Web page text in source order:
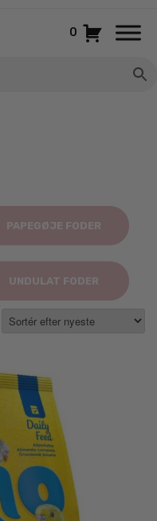
0
PAPEGØJE FODER
UNDULAT FODER